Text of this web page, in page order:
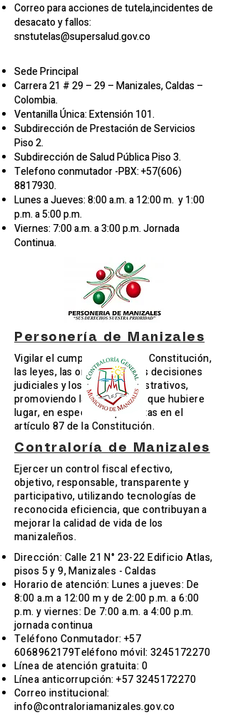
Correo para acciones de tutela,incidentes de
desacato y fallos:
snstutelas@supersalud.gov.co
Sede Principal
Carrera 21 # 29 – 29 – Manizales, Caldas –
Colombia.
Ventanilla Única: Extensión 101.
Subdirección de Prestación de Servicios
Piso 2.
Subdirección de Salud Pública Piso 3.
Telefono conmutador -PBX:+57(606)
8817930.
Lunes a Jueves: 8:00 a.m. a 12:00 m. y 1:00
p.m. a 5:00 p.m.
Viernes: 7:00 a.m. a 3:00 p.m. Jornada
Continua.
Personería de Manizales
Vigilar el cumplimiento de la Constitución,
las leyes, las ordenanzas, las decisiones
judiciales y los actos administrativos,
promoviendo las acciones a que hubiere
lugar, en especial las previstas en el
artículo 87 de la Constitución.
Contraloría de Manizales
Ejercer un control fiscal efectivo,
objetivo, responsable, transparente y
participativo, utilizando tecnologías de
reconocida eficiencia, que contribuyan a
mejorar la calidad de vida de los
manizaleños.
Dirección: Calle 21 N° 23-22 Edificio Atlas,
pisos 5 y 9, Manizales - Caldas
Horario de atención: Lunes a jueves: De
8:00 a.m a 12:00 m y de 2:00 p.m. a 6:00
p.m. y viernes: De 7:00 a.m. a 4:00 p.m.
jornada continua
Teléfono Conmutador: +57
6068962179Teléfono móvil: 3245172270
Línea de atención gratuita: 0
Línea anticorrupción:+57 3245172270
Correo institucional:
info@contraloriamanizales.gov.co